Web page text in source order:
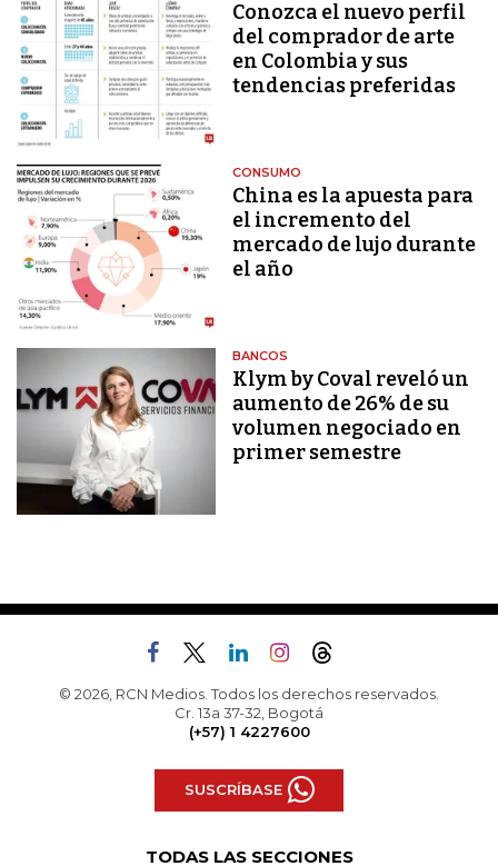
Conozca el nuevo perfil
del comprador de arte
en Colombia y sus
tendencias preferidas
CONSUMO
China es la apuesta para
el incremento del
mercado de lujo durante
el año
BANCOS
Klym by Coval reveló un
aumento de 26% de su
volumen negociado en
primer semestre
© 2026, RCN Medios. Todos los derechos reservados.
Cr. 13a 37-32, Bogotá
(+57) 1 4227600
SUSCRÍBASE
TODAS LAS SECCIONES